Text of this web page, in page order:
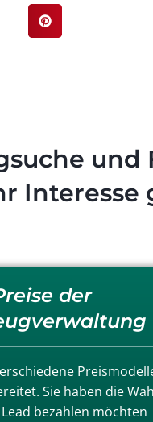
Interesse
der
Sie haben die
bezahlen möchten